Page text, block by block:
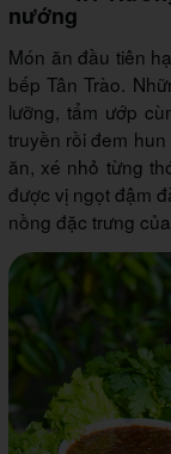
nướng
Món ăn đầu tiên
bếp Tân Trào.
lưỡng, tẩm ướp
truyền rồi đem
ăn, xé nhỏ từng
được vị ngọt đậm
nồng đặc trưng